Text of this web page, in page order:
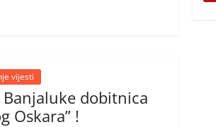
vijesti
dobitnica
Oskara” !